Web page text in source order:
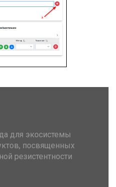
для экосистемы
посвященных
резистентности